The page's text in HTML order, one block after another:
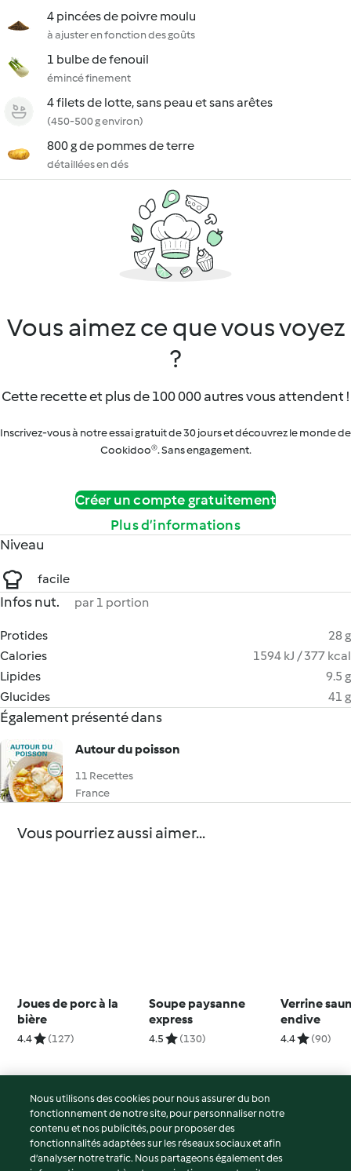
4 pincées de poivre moulu
à ajuster en fonction des goûts
1 bulbe de fenouil
émincé finement
4 filets de lotte, sans peau et sans arêtes
(450-500 g environ)
800 g de pommes de terre
détaillées en dés
Vous aimez ce que vous voyez
?
Cette recette et plus de 100 000 autres vous attendent !
Inscrivez-vous à notre essai gratuit de 30 jours et découvrez le monde de
Cookidoo®. Sans engagement.
Créer un compte gratuitement
Plus d’informations
Niveau
facile
Infos nut. par 1 portion
Protides
28 g
Calories
1594 kJ / 377 kcal
Lipides
9.5 g
Glucides
41 g
Également présenté dans
Autour du poisson
11 Recettes
France
Vous pourriez aussi aimer...
Joues de porc à la
bière
4.4 (127)
Soupe paysanne
express
4.5 (130)
Verrine
endive
4.4 (90)
© Copyright 2026
Conditions d'utilisation
Politique de confidentialité
Nous utilisons des cookies pour nous assurer du bon
fonctionnement de notre site, pour personnaliser notre
contenu et nos publicités, pour proposer des
fonctionnalités adaptées sur les réseaux sociaux et afin
d’analyser notre trafic. Nous partageons également des